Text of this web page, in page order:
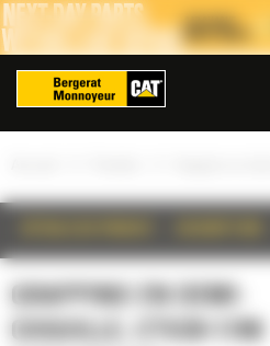
GRAPPINS EN DEMI-
COQUILLE, CTV20-1700
Panneau de gestion des cookies